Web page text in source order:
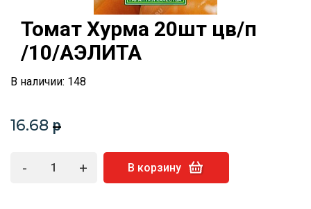
Томат Хурма 20шт цв/п
/10/АЭЛИТА
В наличии: 148
16.68 p
- + В корзину